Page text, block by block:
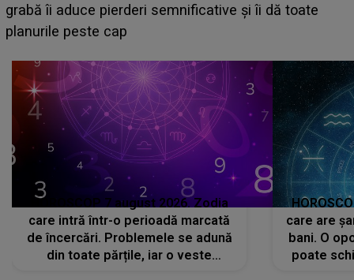
face o MĂRTURISIRE NEAȘTEPTATĂ despre mama
sa: "I-am spus și ei în față, eu nu te iubesc pentru
HOROSCOP 7 august 2026. Zodia
care intră într-o perioadă marcată
de încercări. Problemele se adună
din toate părțile, iar o veste
care are
bani. O
poate